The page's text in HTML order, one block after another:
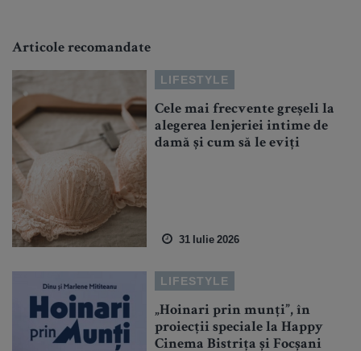
Articole recomandate
LIFESTYLE
Cele mai frecvente greșeli la
alegerea lenjeriei intime de
damă și cum să le eviți
31 Iulie 2026
LIFESTYLE
„Hoinari prin munți”, în
proiecții speciale la Happy
Cinema Bistrița și Focșani